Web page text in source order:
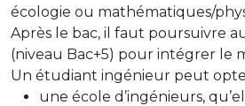
écologie ou mathématiques/
Après le bac, il faut poursuivre
(niveau Bac+5) pour intégrer le
Un étudiant ingénieur peut
une école d’ingénieurs,